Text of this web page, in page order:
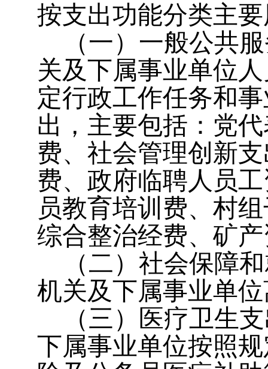
按支出功能分类主
（一） 一般公共
关及下属事业单位
定行政工作任务和
出，主要包括： 党
费、社会管理创新
费、政府临聘人员
员教育培训费、村
综合整治经费、矿
（二）社会保障和
机关及下属事业单
（三）医疗卫生
下属事业单位按照